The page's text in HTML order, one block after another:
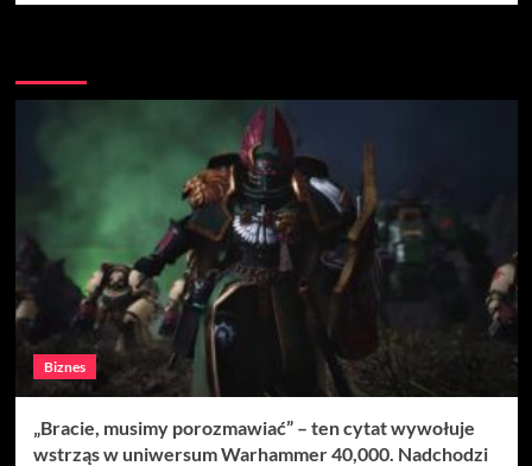
Biznes
„Bracie, musimy porozmawiać” – ten cytat wywołuje
wstrząs w uniwersum Warhammer 40,000. Nadchodzi